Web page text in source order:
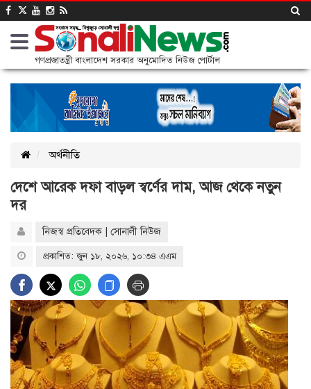
গণপ্রজাতন্ত্রী বাংলাদেশ সরকার অনুমোদিত নিউজ পোর্টাল
অর্থনীতি
দেশে আরেক দফা বাড়ল স্বর্ণের দাম, আজ থেকে নতুন
দর
নিজস্ব প্রতিবেদক | সোনালী নিউজ
প্রকাশিত: জুন ১৮, ২০২৬, ১০:৩৪ এএম